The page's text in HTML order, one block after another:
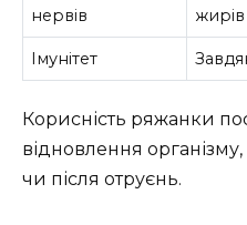
нервів
жирів
Імунітет
Корисність ряжанки
відновлення
чи після отруєнь.